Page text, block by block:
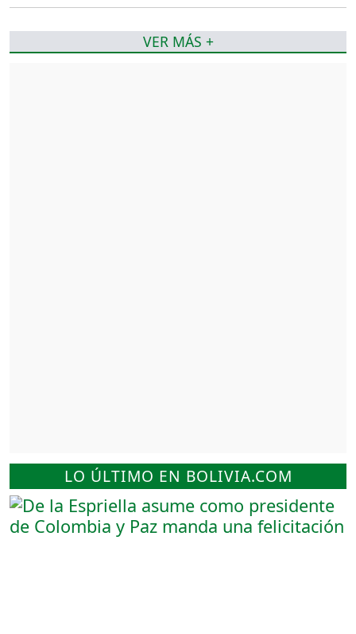
LO ÚLTIMO EN BOLIVIA.COM
VER MÁS +